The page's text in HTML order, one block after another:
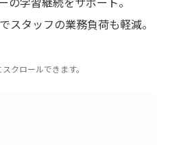
の学習継続をサポート。
スタッフの業務負荷も軽減。
クロールできます。